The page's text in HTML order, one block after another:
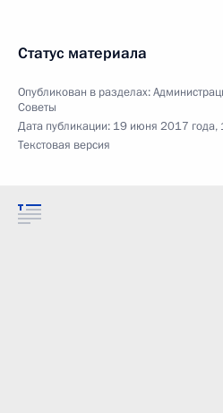
Статус материала
Опубликован в разделах:
Советы
Дата публикации: 19 июня 2017 года,
Текстовая версия